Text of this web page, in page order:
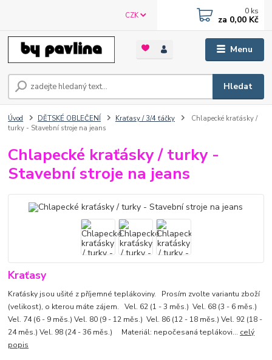
Menu
CZK
Hledat
0 ks
za 0,00 Kč
Úvod DĚTSKÉ OBLEČENÍ Kraťasy / 3/4 ťáčky
Chlapecké kraťásky /
turky - Stavební stroje na jeans
Chlapecké kraťásky / turky -
Stavební stroje na jeans
Kraťasy
Kraťásky jsou ušité z příjemné teplákoviny. Prosím zvolte variantu zboží
(velikost), o kterou máte zájem. Vel. 62 (1 - 3 měs.) Vel. 68 (3 - 6 měs.)
Vel. 74 (6 - 9 měs.) Vel. 80 (9 - 12 měs.) Vel. 86 (12 - 18 měs.) Vel. 92 (18 -
24 měs.) Vel. 98 (24 - 36 měs.) Materiál: nepočesaná teplákovi... celý
popis